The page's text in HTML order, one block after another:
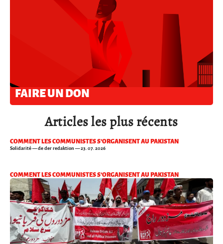
FAIRE UN DON
Articles les plus récents
COMMENT LES COMMUNISTES S’ORGANISENT AU PAKISTAN
Solidarité— de der redaktion — 23. 07. 2026
COMMENT LES COMMUNISTES S’ORGANISENT AU PAKISTAN